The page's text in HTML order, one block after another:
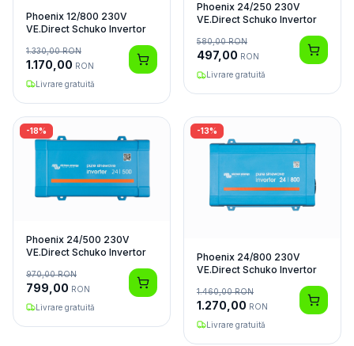
Phoenix 12/800 230V
VE.Direct Schuko Invertor
1.330,00RON
1.170,00 RON
Livrare gratuită
Phoenix 24/250 230V
VE.Direct Schuko Invertor
580,00RON
497,00 RON
Livrare gratuită
-18%
Phoenix 24/500 230V
VE.Direct Schuko Invertor
970,00RON
799,00 RON
Livrare gratuită
-13%
Phoenix 24/800 230V
VE.Direct Schuko Invertor
1.460,00RON
1.270,00 RON
Livrare gratuită